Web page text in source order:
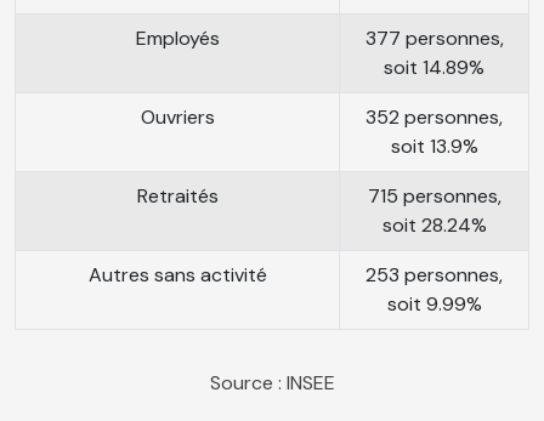
Employés
377 personnes,
soit 14.89%
Ouvriers
352 personnes,
soit 13.9%
Retraités
715 personnes,
soit 28.24%
Autres sans activité
253 personnes,
soit 9.99%
Source : INSEE